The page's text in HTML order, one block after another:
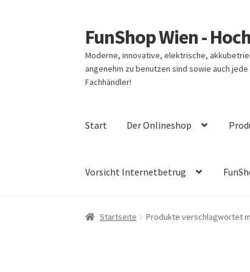
Zur
Navigation
springen
Zum
Inhalt
springen
FunShop Wien -
Moderne, innovative, elektrische,
angenehm zu benutzen sind sowie auch
Fachhändler!
Start Der Onlineshop
Vorsicht Internetbetrug
Startseite Produkte verschlagwortet